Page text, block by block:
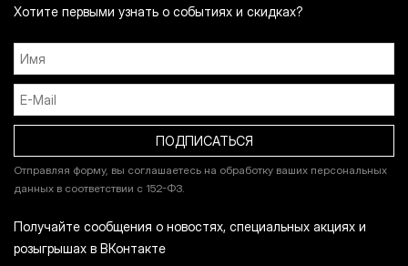
Хотите первыми узнать о событиях и скидках?
Отправляя форму, вы соглашаетесь на обработку ваших персональных
данных в соответствии с 152-ФЗ.
Получайте сообщения о новостях, специальных акциях и
розыгрышах в ВКонтакте